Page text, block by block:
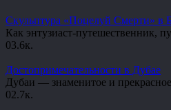
Скульптура «Поцелуй Смерти» в
Как энтузиаст-путешественник,
03.6к.
Достопримечательности в Дубае
Дубаи — знаменитое и
02.7к.